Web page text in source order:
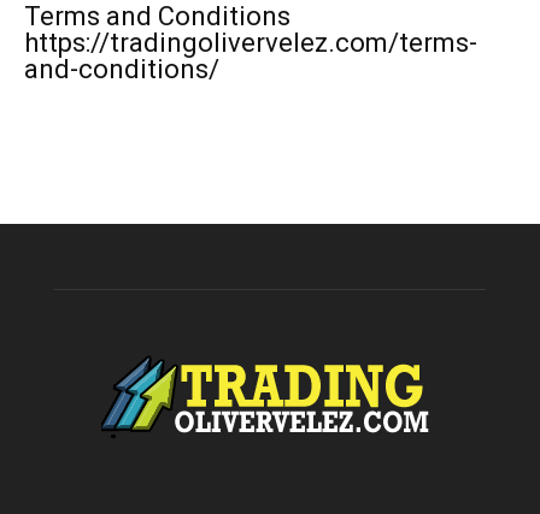
Terms and Conditions
https://tradingolivervelez.com/terms-
and-conditions/